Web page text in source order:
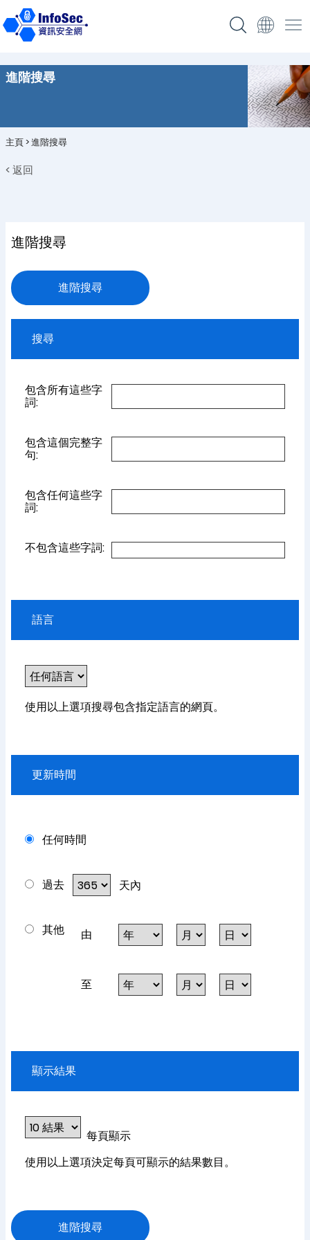
進階搜尋
主頁>進階搜尋
< 返回
進階搜尋
搜尋
包含所有這些字
詞:
包含這個完整字
句:
包含任何這些字
詞:
不包含這些字詞:
語言
使用以上選項搜尋包含指定語言的網頁。
更新時間
任何時間
過去 天內
其他 由
至
顯示結果
每頁顯示
使用以上選項決定每頁可顯示的結果數目。